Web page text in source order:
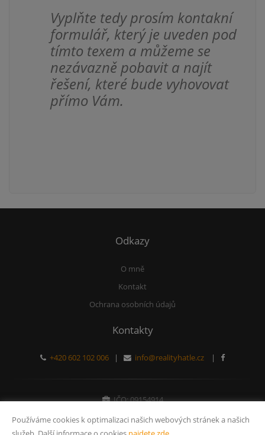
Vyplňte tedy prosím kontakní
formulář, který je uveden pod
tímto texem a můžeme se
nezávazně pobavit a najít
řešení, které bude vyhovovat
přímo Vám.
Odkazy
O mně
Kontakt
Ochrana osobních údajů
Kontakty
+420 602 102 006 | info@realityhatle.cz |
IČO: 09154914
Používáme cookies k optimalizaci našich webových stránek a našich